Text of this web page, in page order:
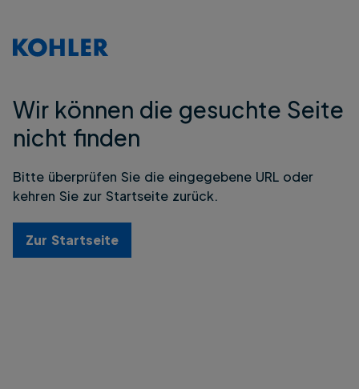
Wir können die gesuchte Seite
nicht finden
Bitte überprüfen Sie die eingegebene URL oder
kehren Sie zur Startseite zurück.
Zur Startseite